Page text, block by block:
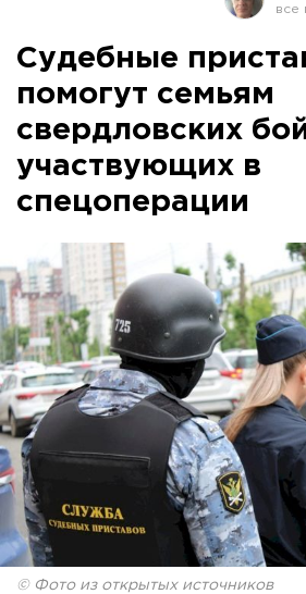
Судебные
помогут семьям
свердловских
участвующих в
спецоперации
© Фото из открытых источников